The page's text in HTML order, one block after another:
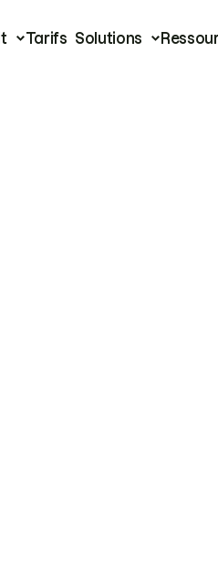
Tarifs Solutions